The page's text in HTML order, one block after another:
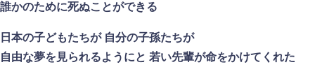
誰かのために死ぬことができる
日本の子どもたちが 自分の子孫たちが
自由な夢を見られるようにと 若い先輩が命をかけてくれた